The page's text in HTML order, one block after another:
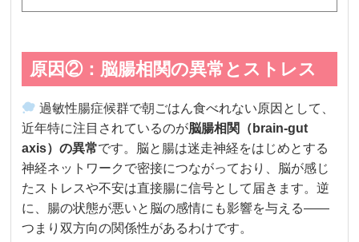
原因②：脳腸相関の異常とストレス
過敏性腸症候群で朝ごはん食べれない原因として、
近年特に注目されているのが脳腸相関（brain-gut
axis）の異常です。脳と腸は迷走神経をはじめとする
神経ネットワークで密接につながっており、脳が感じ
たストレスや不安は直接腸に信号として届きます。逆
に、腸の状態が悪いと脳の感情にも影響を与える——
つまり双方向の関係性があるわけです。